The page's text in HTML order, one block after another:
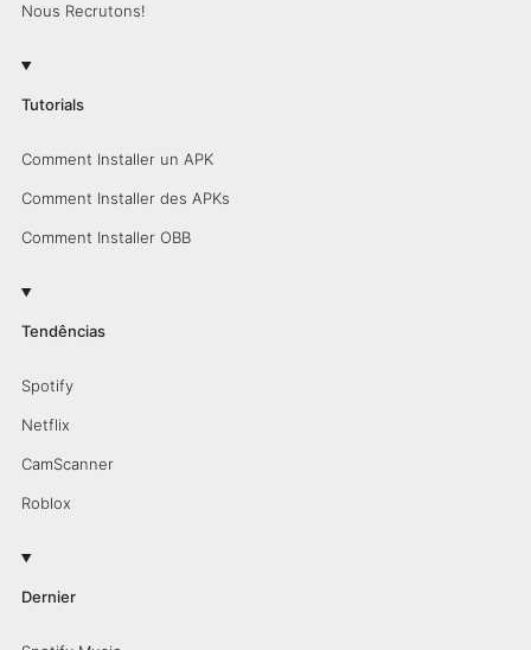
Nous Recrutons!
Tutorials
Comment Installer un APK
Comment Installer des APKs
Comment Installer OBB
Tendências
Spotify
Netflix
CamScanner
Roblox
Dernier